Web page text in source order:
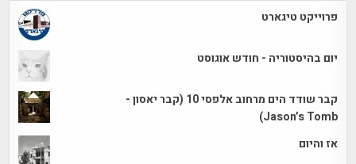
פרוייקט טיגארט
יום בהיסטוריה - חודש אוגוסט
קבר שודד הים מרחוב אלפסי 10 (קבר יאסון -
Jason’s Tomb)
אז והיום